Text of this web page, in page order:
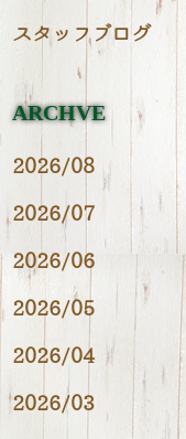
スタッフブログ
ARCHVE
2026/08
2026/07
2026/06
2026/05
2026/04
2026/03